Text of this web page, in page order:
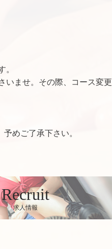
。
いませ。その際、コース変更
めご了承下さい。
Recruit
求人情報